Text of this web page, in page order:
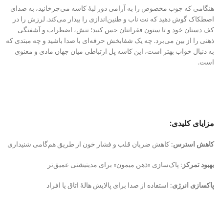
هنگامی که چوب مخصوص را به آرامی دور لبهٔ کاسه می‌چرخانید، به صدای
اصطکاک گوش دهید که نت ناب و طنین‌اندازی را بیدار می‌کند. لرزش را در
کف دستان خود و تا ستون فقراتتان حس کنید؛ تنش، اضطراب و آشفتگی
ذهنی را از بین می‌برد. چه یک شفابخش حرفه‌ای با صدا باشید و چه مبتدی که
به دنبال خواب بهتر است، این کاسه پل ارتباطی میان جهان مادی و معنوی
است.
مزایای کلیدی:
کاهش استرس: کاهش ضربان قلب و فشار خون از طریق هم‌گامی شنیداری
بهبود تمرکز : پاک‌سازی «ذهن میمون» برای مدیتیشنی عمیق‌تر
پاکسازی انرژی: استفاده از صدا برای پالایش هالهٔ اتاق یا افراد